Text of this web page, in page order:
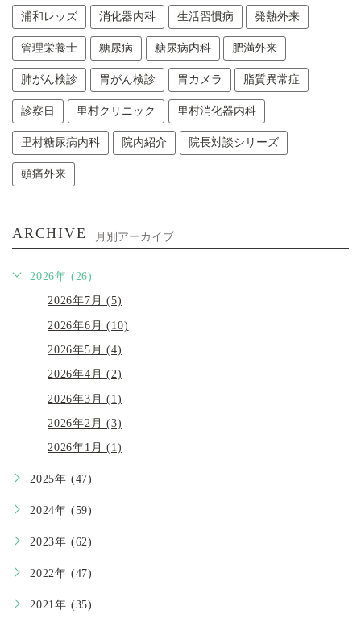
浦和レッズ 消化器内科 生活習慣病 発熱外来
管理栄養士 糖尿病 糖尿病内科 肥満外来
肺がん検診 胃がん検診 胃カメラ 脂質異常症
診察日 里村クリニック 里村消化器内科
里村糖尿病内科 院内紹介 院長対談シリーズ
頭痛外来
ARCHIVE 月別アーカイブ
2026年 (26)
2026年7月 (5)
2026年6月 (10)
2026年5月 (4)
2026年4月 (2)
2026年3月 (1)
2026年2月 (3)
2026年1月 (1)
2025年 (47)
2024年 (59)
2023年 (62)
2022年 (47)
2021年 (35)